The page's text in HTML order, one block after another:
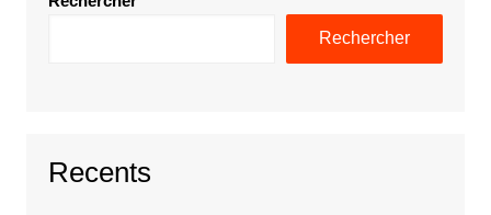
Rechercher
Recents